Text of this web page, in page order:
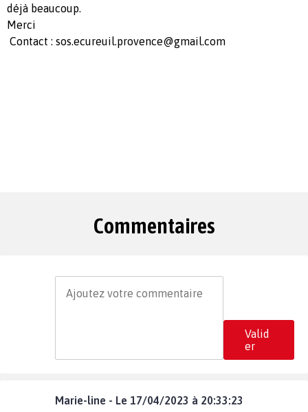
déjà beaucoup.
Merci
Contact : sos.ecureuil.provence@gmail.com
Commentaires
Valid
er
Marie-line - Le 17/04/2023 à 20:33:23